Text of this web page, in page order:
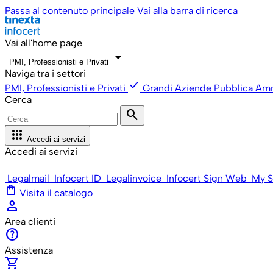
Passa al contenuto principale Vai alla barra di ricerca
Vai all'home page
PMI, Professionisti e Privati arrow_drop_down
Naviga tra i settori
PMI, Professionisti e Privati check Grandi Aziende Pubblica
Cerca
search
apps Accedi ai servizi
Accedi ai servizi
Legalmail Infocert ID Legalinvoice Infocert Sign Web My
shopping_bag Visita il catalogo
person
Area clienti
help
Assistenza
shopping_cart